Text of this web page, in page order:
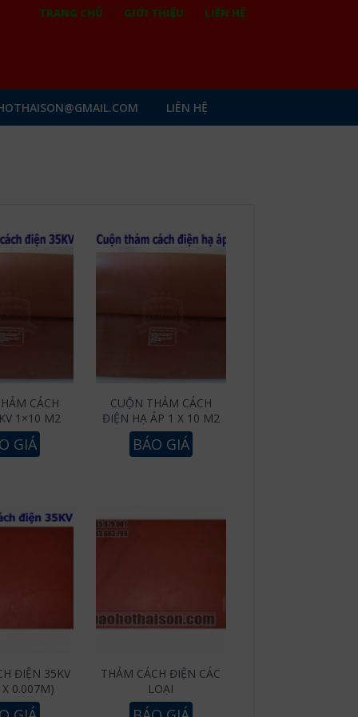
TRANG CHỦ GIỚI THIỆU LIÊN HỆ
LIÊN HỆ
CÁCH
1×10 M2
GIÁ
CUỘN THẢM CÁCH
ĐIỆN HẠ ÁP 1 X 10 M2
BÁO GIÁ
ĐIỆN 35KV
0.007M)
THẢM CÁCH ĐIỆN CÁC
LOẠI